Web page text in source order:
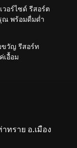
วอร์ไซด์ รีสอร์ต
ณ พร้อมดื่มด่ำ
ขวัญ รีสอร์ท
เอื้อม
ทราย อ.เมือง